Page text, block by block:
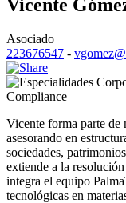
Vicente
Asociado
223676547 -
Compliance
Vicente forma parte de
asesorando en
sociedades,
extiende a la
integra el equipo
tecnológicas en